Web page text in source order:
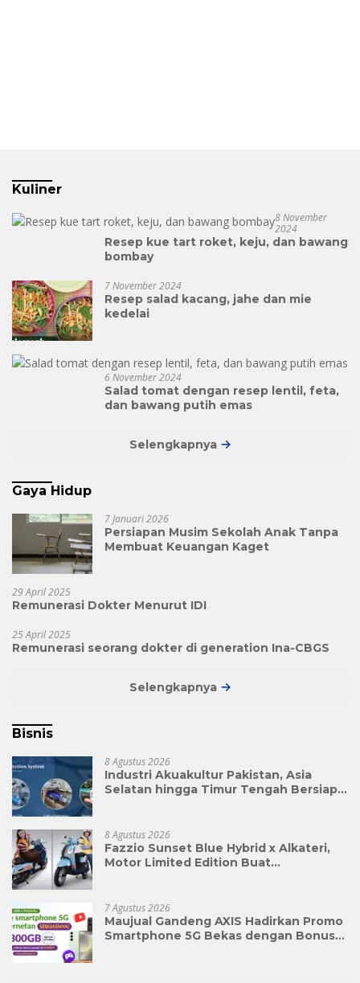
Kuliner
8 November
2024
Resep kue tart roket, keju, dan bawang
bombay
7 November 2024
Resep salad kacang, jahe dan mie
kedelai
6 November 2024
Salad tomat dengan resep lentil, feta,
dan bawang putih emas
Selengkapnya
Gaya Hidup
7 Januari 2026
Persiapan Musim Sekolah Anak Tanpa
Membuat Keuangan Kaget
29 April 2025
Remunerasi Dokter Menurut IDI
25 April 2025
Remunerasi seorang dokter di generation Ina-CBGS
Selengkapnya
Bisnis
8 Agustus 2026
Industri Akuakultur Pakistan, Asia
Selatan hingga Timur Tengah Bersiap
8 Agustus 2026
Fazzio Sunset Blue Hybrid x Alkateri,
Motor Limited Edition Buat
7 Agustus 2026
Maujual Gandeng AXIS Hadirkan Promo
Smartphone 5G Bekas dengan Bonus